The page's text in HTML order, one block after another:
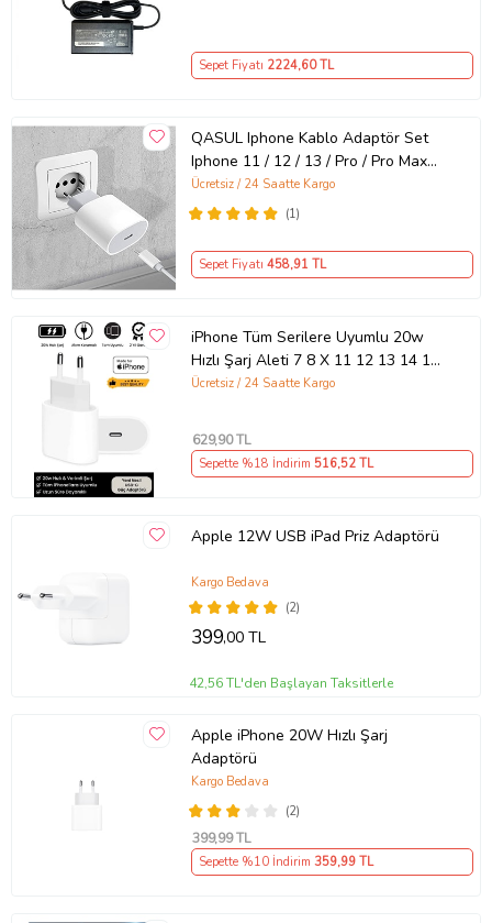
Sepet Fiyatı 2224,60 TL
QASUL Iphone Kablo Adaptör Set
Iphone 11 / 12 / 13 / Pro / Pro Max
Uyumlu Şarj Aleti Seti
(1)
Ücretsiz / 24 Saatte Kargo
Sepet Fiyatı 458,91 TL
iPhone Tüm Serilere Uyumlu 20w
Hızlı Şarj Aleti 7 8 X 11 12 13 14 15
16 İçin Type-C Girişli Adaptör
Ücretsiz / 24 Saatte Kargo
629,90 TL
Sepette %18 İndirim 516,52 TL
Apple 12W USB iPad Priz Adaptörü
(2)
Kargo Bedava
399,00 TL
42,56 TL'den Başlayan Taksitlerle
Apple iPhone 20W Hızlı Şarj
Adaptörü
(2)
Kargo Bedava
399,99 TL
Sepette %10 İndirim 359,99 TL